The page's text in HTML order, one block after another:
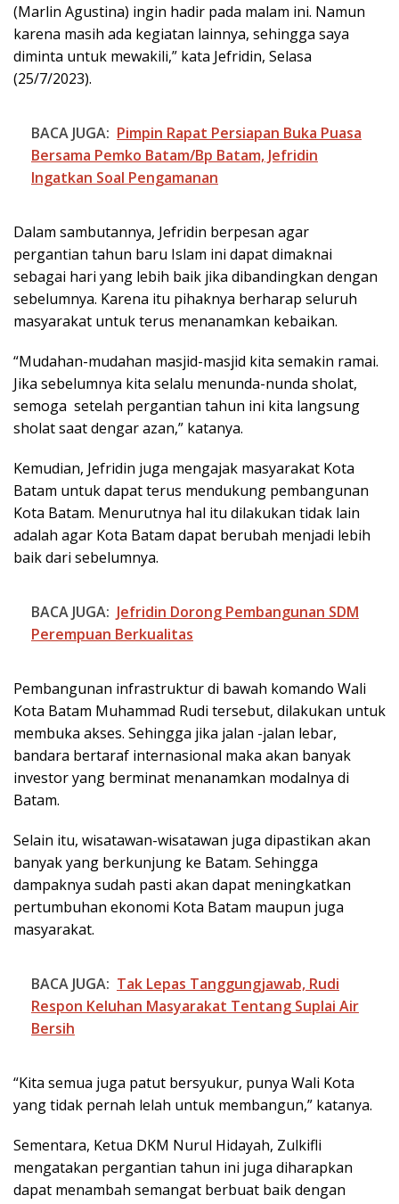
(Marlin Agustina) ingin hadir pada malam ini. Namun
karena masih ada kegiatan lainnya, sehingga saya
diminta untuk mewakili,” kata Jefridin, Selasa
(25/7/2023).
BACA JUGA: Pimpin Rapat Persiapan Buka Puasa
Bersama Pemko Batam/Bp Batam, Jefridin
Ingatkan Soal Pengamanan
Dalam sambutannya, Jefridin berpesan agar
pergantian tahun baru Islam ini dapat dimaknai
sebagai hari yang lebih baik jika dibandingkan dengan
sebelumnya. Karena itu pihaknya berharap seluruh
masyarakat untuk terus menanamkan kebaikan.
“Mudahan-mudahan masjid-masjid kita semakin ramai.
Jika sebelumnya kita selalu menunda-nunda sholat,
semoga setelah pergantian tahun ini kita langsung
sholat saat dengar azan,” katanya.
Kemudian, Jefridin juga mengajak masyarakat Kota
Batam untuk dapat terus mendukung pembangunan
Kota Batam. Menurutnya hal itu dilakukan tidak lain
adalah agar Kota Batam dapat berubah menjadi lebih
baik dari sebelumnya.
BACA JUGA: Jefridin Dorong Pembangunan SDM
Perempuan Berkualitas
Pembangunan infrastruktur di bawah komando Wali
Kota Batam Muhammad Rudi tersebut, dilakukan untuk
membuka akses. Sehingga jika jalan -jalan lebar,
bandara bertaraf internasional maka akan banyak
investor yang berminat menanamkan modalnya di
Batam.
Selain itu, wisatawan-wisatawan juga dipastikan akan
banyak yang berkunjung ke Batam. Sehingga
dampaknya sudah pasti akan dapat meningkatkan
pertumbuhan ekonomi Kota Batam maupun juga
masyarakat.
BACA JUGA: Tak Lepas Tanggungjawab, Rudi
Respon Keluhan Masyarakat Tentang Suplai Air
Bersih
“Kita semua juga patut bersyukur, punya Wali Kota
yang tidak pernah lelah untuk membangun,” katanya.
Sementara, Ketua DKM Nurul Hidayah, Zulkifli
mengatakan pergantian tahun ini juga diharapkan
dapat menambah semangat berbuat baik dengan